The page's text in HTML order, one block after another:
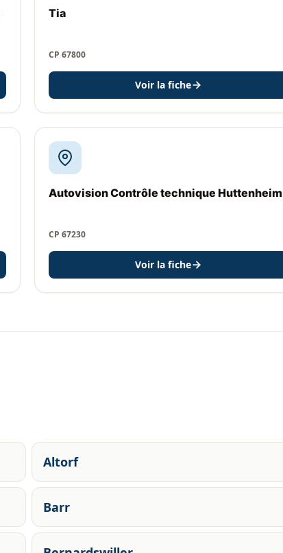
Tia
CP 67800
Voir la fiche
Autovision Contrôle technique Huttenheim
CP 67230
Voir la fiche
Altorf
Barr